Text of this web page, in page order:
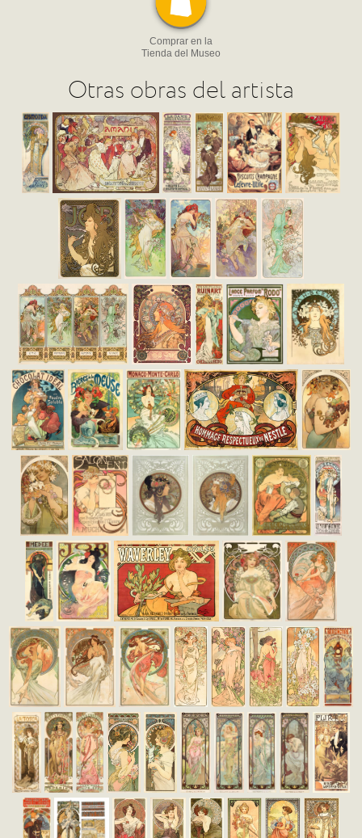
Comprar en la
Tienda del Museo
Otras obras del artista